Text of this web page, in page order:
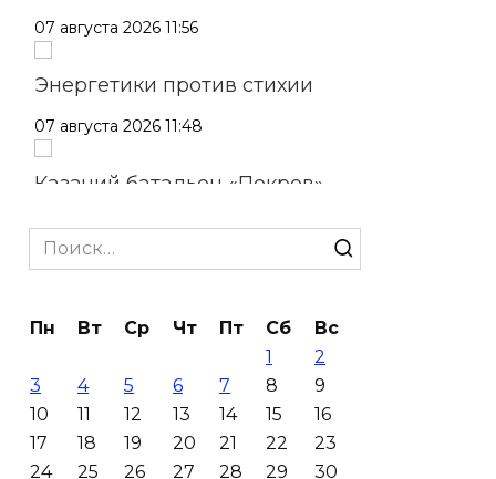
07 августа 2026 11:56
Энергетики против стихии
07 августа 2026 11:48
Казачий батальон «Покров»
беспилотных систем
С 18 августа в Ростове в пер.
Доломановском появятся еще
11 новых парковок
07 августа 2026 10:43
Search
for:
Пн Вт Ср Чт Пт Сб
Вс
1
2
3
4 5 6 7 8
9
10
11 12 13 14 15
16
17
18 19 20 21 22
23
24
25 26 27 28 29
30